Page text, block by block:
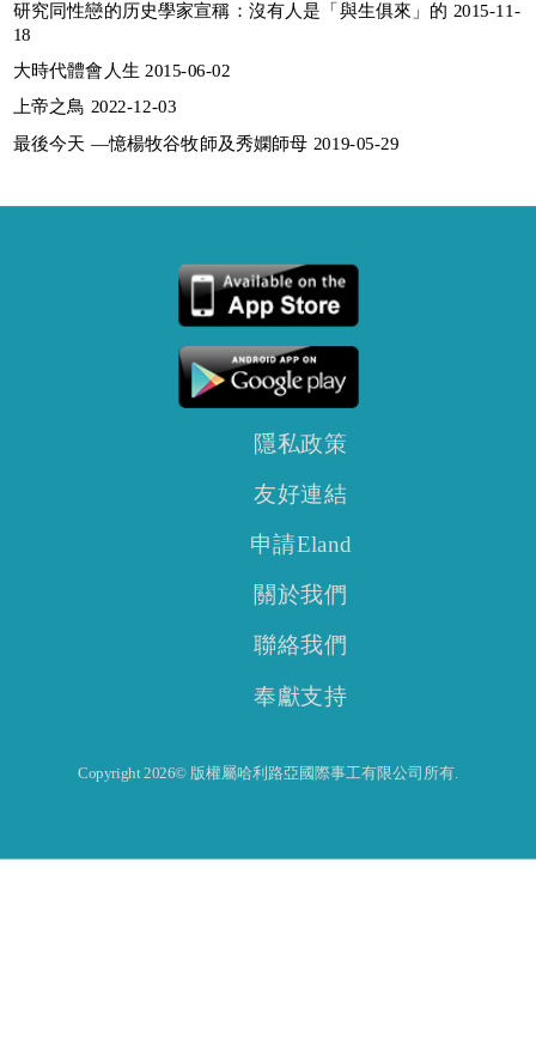
研究同性戀的历史學家宣稱：沒有人是「與生俱來」的 2015-11-
18
大時代體會人生 2015-06-02
上帝之鳥 2022-12-03
最後今天 —憶楊牧谷牧師及秀嫻師母 2019-05-29
隱私政策
友好連結
申請Eland
關於我們
聯絡我們
奉獻支持
Copyright 2026© 版權屬哈利路亞國際事工有限公司所有.